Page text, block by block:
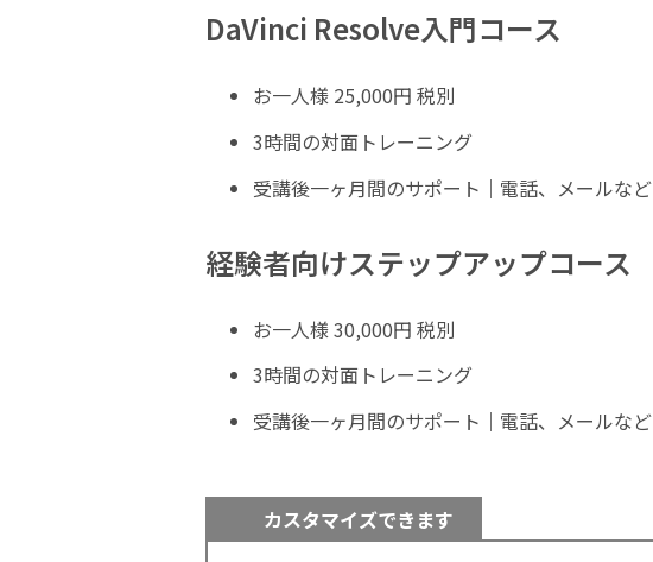
DaVinci Resolve入門コース
お一人様 25,000円 税別
3時間の対面トレーニング
受講後一ヶ月間のサポート｜電話、メールなど
経験者向けステップアップコース
お一人様 30,000円 税別
3時間の対面トレーニング
受講後一ヶ月間のサポート｜電話、メールなど
カスタマイズできます